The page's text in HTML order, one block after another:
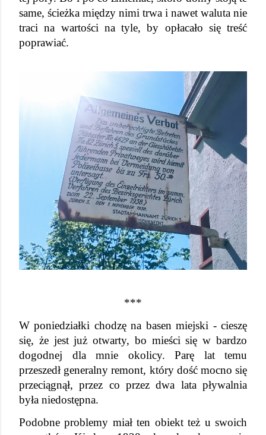
same, ścieżka między nimi trwa i nawet waluta nie
traci na wartości na tyle, by opłacało się treść
poprawiać.
***
W poniedziałki chodzę na basen miejski - cieszę
się, że jest już otwarty, bo mieści się w bardzo
dogodnej dla mnie okolicy. Parę lat temu
przeszedł generalny remont, który dość mocno się
przeciągnął, przez co przez dwa lata pływalnia
była niedostępna.
Podobne problemy miał ten obiekt też u swoich